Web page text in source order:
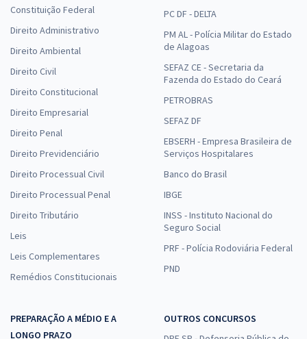
Constituição Federal
Direito Administrativo
Direito Ambiental
Direito Civil
Direito Constitucional
Direito Empresarial
Direito Penal
Direito Previdenciário
Direito Processual Civil
Direito Processual Penal
Direito Tributário
Leis
Leis Complementares
Remédios Constitucionais
PC DF - DELTA
PM AL - Polícia Militar do Estado
de Alagoas
SEFAZ CE - Secretaria da
Fazenda do Estado do Ceará
PETROBRAS
SEFAZ DF
EBSERH - Empresa Brasileira de
Serviços Hospitalares
Banco do Brasil
IBGE
INSS - Instituto Nacional do
Seguro Social
PRF - Polícia Rodoviária Federal
PND
PREPARAÇÃO A MÉDIO E A
LONGO PRAZO
OUTROS CONCURSOS